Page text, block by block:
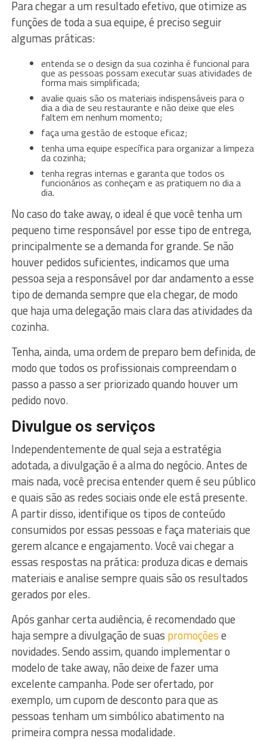
Para chegar a um resultado efetivo, que otimize as
funções de toda a sua equipe, é preciso seguir
algumas práticas:
entenda se o design da sua cozinha é funcional para
que as pessoas possam executar suas atividades de
forma mais simplificada;
avalie quais são os materiais indispensáveis para o
dia a dia de seu restaurante e não deixe que eles
faltem em nenhum momento;
faça uma gestão de estoque eficaz;
tenha uma equipe específica para organizar a limpeza
da cozinha;
tenha regras internas e garanta que todos os
funcionários as conheçam e as pratiquem no dia a
dia.
No caso do take away, o ideal é que você tenha um
pequeno time responsável por esse tipo de entrega,
principalmente se a demanda for grande. Se não
houver pedidos suficientes, indicamos que uma
pessoa seja a responsável por dar andamento a esse
tipo de demanda sempre que ela chegar, de modo
que haja uma delegação mais clara das atividades da
cozinha.
Tenha, ainda, uma ordem de preparo bem definida, de
modo que todos os profissionais compreendam o
passo a passo a ser priorizado quando houver um
pedido novo.
Divulgue os serviços
Independentemente de qual seja a estratégia
adotada, a divulgação é a alma do negócio. Antes de
mais nada, você precisa entender quem é seu público
e quais são as redes sociais onde ele está presente.
A partir disso, identifique os tipos de conteúdo
consumidos por essas pessoas e faça materiais que
gerem alcance e engajamento. Você vai chegar a
essas respostas na prática: produza dicas e demais
materiais e analise sempre quais são os resultados
gerados por eles.
Após ganhar certa audiência, é recomendado que
haja sempre a divulgação de suas promoçõese
novidades. Sendo assim, quando implementar o
modelo de take away, não deixe de fazer uma
excelente campanha. Pode ser ofertado, por
exemplo, um cupom de desconto para que as
pessoas tenham um simbólico abatimento na
primeira compra nessa modalidade.